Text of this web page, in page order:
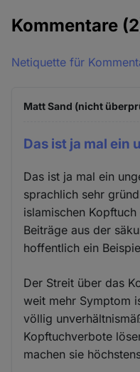
Kommentare
Netiquette für
Matt Sand (nicht
Das ist ja mal ein
Das ist ja mal ein
sprachlich sehr
islamischen
Beiträge aus der
hoffentlich ein
Der Streit über das
weit mehr Symptom
völlig
Kopftuchverbote
machen sie